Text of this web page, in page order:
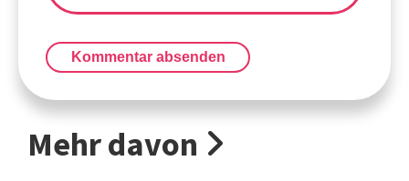
Kommentar absenden
Mehr davon